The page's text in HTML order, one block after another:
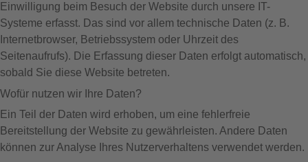
Einwilligung beim Besuch der Website durch unsere IT-
Systeme erfasst. Das sind vor allem technische Daten (z. B.
Internetbrowser, Betriebssystem oder Uhrzeit des
Seitenaufrufs). Die Erfassung dieser Daten erfolgt automatisch,
sobald Sie diese Website betreten.
Wofür nutzen wir Ihre Daten?
Ein Teil der Daten wird erhoben, um eine fehlerfreie
Bereitstellung der Website zu gewährleisten. Andere Daten
können zur Analyse Ihres Nutzerverhaltens verwendet werden.